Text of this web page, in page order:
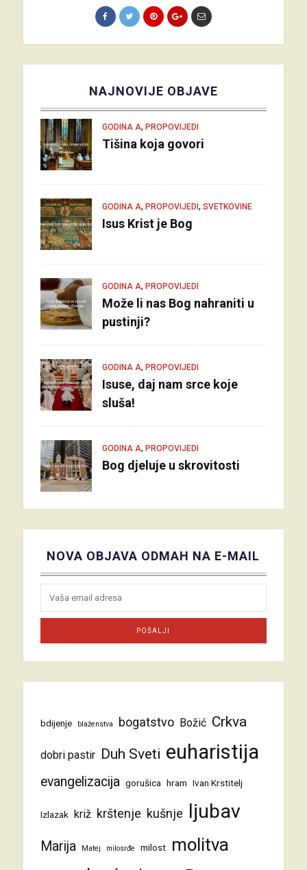
NAJNOVIJE OBJAVE
GODINA A, PROPOVIJEDI
Tišina koja govori
GODINA A, PROPOVIJEDI, SVETKOVINE
Isus Krist je Bog
GODINA A, PROPOVIJEDI
Može li nas Bog nahraniti u
pustinji?
GODINA A, PROPOVIJEDI
Isuse, daj nam srce koje
sluša!
GODINA A, PROPOVIJEDI
Bog djeluje u skrovitosti
NOVA OBJAVA ODMAH NA E-MAIL
bdijenje blaženstva bogatstvo Božić Crkva
dobri pastir Duh Sveti euharistija
evangelizacija gorušica hram Ivan Krstitelj
Izlazak križ krštenje kušnje ljubav
Marija Matej milosrđe milost molitva